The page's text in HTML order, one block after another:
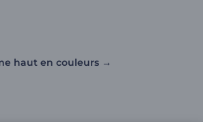
haut en couleurs→